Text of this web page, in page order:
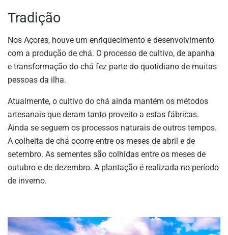
Tradição
Nos Açores, houve um enriquecimento e desenvolvimento
com a produção de chá. O processo de cultivo, de apanha
e transformação do chá fez parte do quotidiano de muitas
pessoas da ilha.
Atualmente, o cultivo do chá ainda mantém os métodos
artesanais que deram tanto proveito a estas fábricas.
Ainda se seguem os processos naturais de outros tempos.
A colheita de chá ocorre entre os meses de abril e de
setembro. As sementes são colhidas entre os meses de
outubro e de dezembro. A plantação é realizada no período
de inverno.